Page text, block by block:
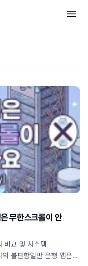
무한스크롤이 안
비교 및 시스템
불편함일반 은행 앱은